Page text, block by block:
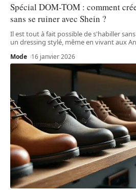
Spécial DOM-TOM : comment
sans se ruiner avec Shein ?
Il est tout à fait possible de s'habiller
un dressing stylé, même en vivant aux
Mode 16 janvier 2026